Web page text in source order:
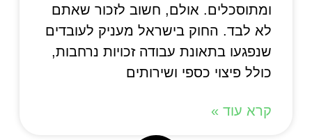
ומתוסכלים. אולם, חשוב לזכור שאתם
לא לבד. החוק בישראל מעניק לעובדים
שנפגעו בתאונת עבודה זכויות נרחבות,
כולל פיצוי כספי ושירותים
קרא עוד »